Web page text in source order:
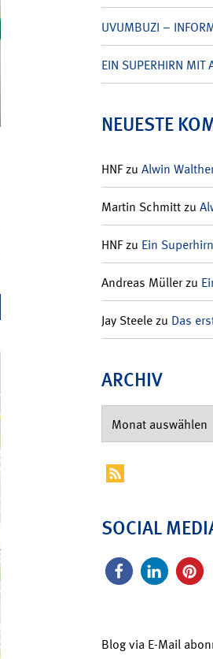
UVUMBUZI –
EIN SUPERHIRN MIT
NEUESTE
HNFzu Alwin
Martin Schmittzu
HNFzu Ein
Andreas Müllerzu
Jay Steelezu Das
ARCHIV
SOCIAL
Blog via E-Mail